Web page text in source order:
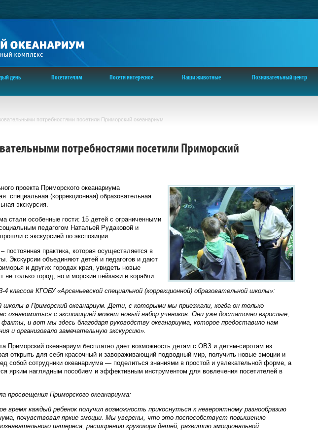
день Посетителям Посети интересное Наши животные Познавательный центр
потребностями посетили Приморский океанариум
потребностями посетили Приморский
проекта Приморского океанариума
специальная (коррекционная) образовательная
экскурсия.
стали особенные гости: 15 детей с ограниченными
педагогом Натальей Рудаковой и
с экскурсией по экспозиции.
постоянная практика, которая осуществляется в
Экскурсии объединяют детей и педагогов и дают
и других городах края, увидеть новые
только город, но и морские пейзажи и корабли.
классов КГОБУ «Арсеньевской специальной (коррекционной) образовательной школы»:
в Приморский океанариум. Дети, с которыми мы приезжали, когда он только
ознакомиться с экспозицией может новый набор учеников. Они уже достаточно взрослые,
и вот мы здесь благодаря руководству океанариума, которое предоставило нам
и организовало замечательную экскурсию».
Приморский океанариум бесплатно дает возможность детям с ОВЗ и детям-сиротам из
открыть для себя красочный и завораживающий подводный мир, получить новые эмоции и
собой сотрудники океанариума — поделиться знаниями в простой и увлекательной форме, а
ярким наглядным пособием и эффективным инструментом для вовлечения посетителей в
просвещения Приморского океанариума:
каждый ребенок получил возможность прикоснуться к невероятному разнообразию
почувствовал яркие эмоции. Мы уверены, что это поспособствует повышению
интереса, расширению кругозора детей, развитию эмоциональной